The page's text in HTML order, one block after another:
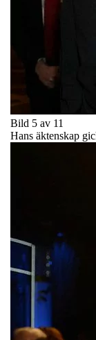
Bild 5 av 11
Hans äktenskap